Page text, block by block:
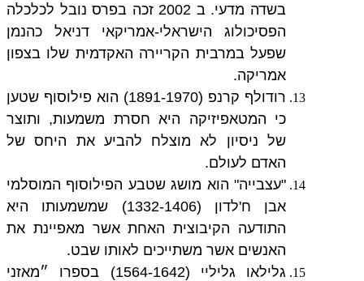
בשדה מדעי. ב 2002 זכה בפרס נובל לכלכלה
הפסיכולוג הישראלי-אמריקאי דניאל כהנמן
שפעל במרבית הקריירה האקדמית שלו בצפון
אמריקה.
רודולף קרנפ (1891-1970) הוא פילוסוף שטען
כי המטאפיזיקה היא חסרת משמעות, ותוצר
של ניסיון לא מוצלח להביע את היחס של
האדם לעולם.
"עצבייה" הוא מושג שטבע הפילוסוף המוסלמי
אבן ח'לדון (1332-1406) שמשמעותו היא
התודעה הקיבוצית האחת אשר מאפיינת את
האנשים אשר משתייכים לאותו שבט.
גלילאו גליליי (1564-1642) בספרו ״מאזני